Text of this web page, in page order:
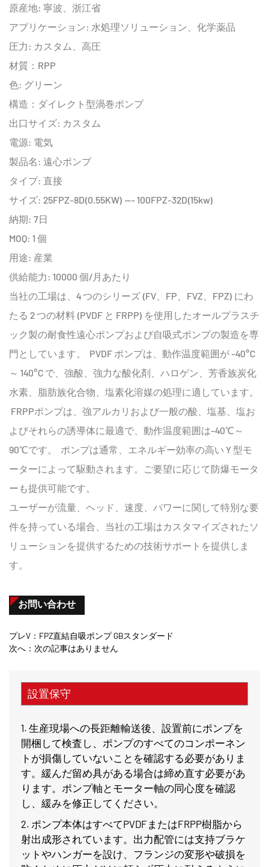
原産地: 寧波、浙江省
アプリケーション: 水処理ソリューション、化学薬品
圧力: カスタム、高圧
材質：RPP
色: グリーン
構造：ダイレクト型渦巻ポンプ
出口サイズ: カスタム
電源: 電気
製品名: 遠心ポンプ
タイプ: 直接
サイズ: 25FPZ-8D(0.55KW) --- 100FPZ-32D(15kw)
納期: 7日
MOQ: 1 個
用途: 産業
供給能力: 10000 個/月あたり
当社の工場は、4 つのシリーズ (FV、FP、FVZ、FPZ) にわ
たる 2 つの材料 (PVDF と FRPP) を使用したオールプラスチ
ック製の耐食性遠心ポンプおよび自吸式ポンプの製造を専
門としています。 PVDF ポンプは、動作温度範囲が -40°C
～ 140°C で、強酸、強力な酸化剤、ハロゲン、芳香族炭化
水素、脂肪族化合物、塩素化溶媒の処理に適しています。
FRPPポンプは、強アルカリおよび一般の酸、塩基、塩お
よびそれらの誘導体に最適で、動作温度範囲は-40℃～
90℃です。 ポンプは通常、エネルギー効率の高い Y 型モ
ーターによって駆動されます。ご要望に応じて防爆モータ
ーも提供可能です。
ユーザーが流量、ヘッド、速度、パワーに関して特別な要
件を持っている場合、当社の工場はカスタマイズされたソ
リューションを提供するための技術サポートを提供しま
す。
お問い合わせ
プレV：FPZ直結自吸ポンプ GBスタンダード
次へ：次の記事はありません
設置保守
1. 生産現場への長距離輸送後、設置前にポンプを
開梱して検査し、ポンプのすべてのコンポーネン
トが損傷していないことを確認する必要がありま
す。緩んだ留め具がある場合は締め直す必要があ
ります。ポンプ軸とモーター軸の同心度を確認
し、緩みを修正してください。
2. ポンプ本体はすべてPVDFまたはFRPP樹脂から
射出成形されています。出力配管には支持ブラケ
ットやハンガーを設け、フランジの変形や破損を